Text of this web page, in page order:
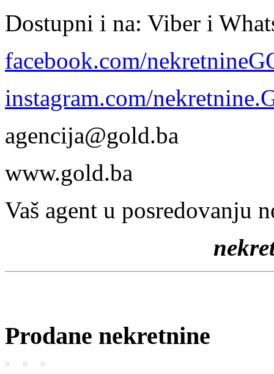
Dostupni i na: Viber i
facebook.com/
instagram.com/
agencija@gold.ba
www.gold.ba
Vaš agent u posredovanju
Prodane nekretnine